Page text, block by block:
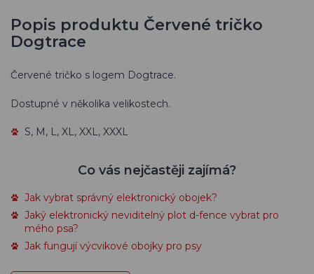
Popis produktu Červené tričko
Dogtrace
Červené tričko s logem Dogtrace.
Dostupné v několika velikostech.
S, M, L, XL, XXL, XXXL
Co vás nejčastěji zajímá?
Jak vybrat správný elektronický obojek?
Jaký elektronický neviditelný plot d-fence vybrat pro
mého psa?
Jak fungují výcvikové obojky pro psy